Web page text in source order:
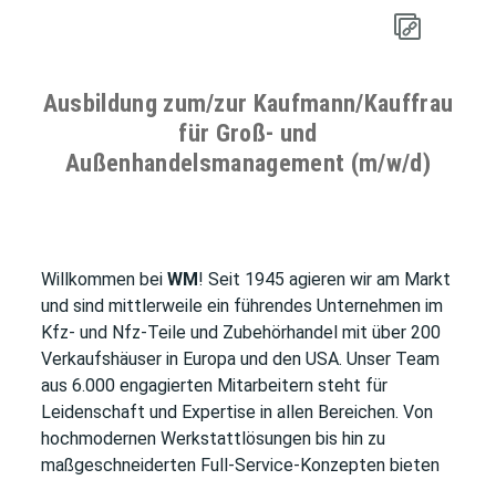
Ausbildung zum/zur Kaufmann/Kauffrau
für Groß- und
Außenhandelsmanagement (m/w/d)
Willkommen beiWM! Seit 1945 agieren wir am Markt
und sind mittlerweile ein führendes Unternehmen im
Kfz- und Nfz-Teile und Zubehörhandel mit über 200
Verkaufshäuser in Europa und den USA. Unser Team
aus 6.000 engagierten Mitarbeitern steht für
Leidenschaft und Expertise in allen Bereichen. Von
hochmodernen Werkstattlösungen bis hin zu
maßgeschneiderten Full-Service-Konzepten bieten